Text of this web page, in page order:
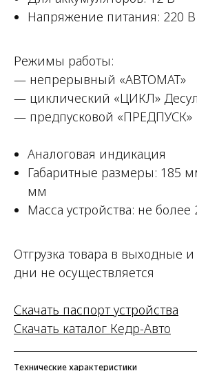
Напряжение питания: 220 В
Режимы работы:
— непрерывный «АВТОМАТ»
— циклический «ЦИКЛ»
— предпусковой «ПРЕДПУСК»
Аналоговая индикация
Габаритные размеры: 185
мм
Масса устройства: не более
Отгрузка товара в выходные
дни не осуществляется
Скачать паспорт устройства
Скачать каталог Кедр-Авто
Технические характеристики